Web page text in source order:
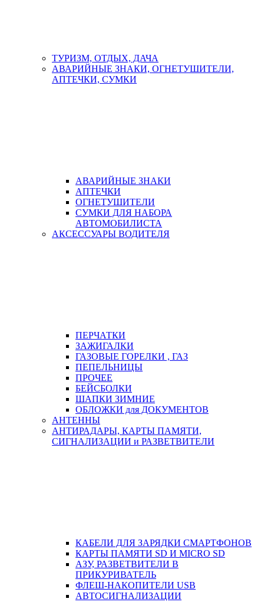
ТУРИЗМ, ОТДЫХ, ДАЧА
АВАРИЙНЫЕ ЗНАКИ, ОГНЕТУШИТЕЛИ,
АПТЕЧКИ, СУМКИ
АВАРИЙНЫЕ ЗНАКИ
АПТЕЧКИ
ОГНЕТУШИТЕЛИ
СУМКИ ДЛЯ НАБОРА
АВТОМОБИЛИСТА
АКСЕССУАРЫ ВОДИТЕЛЯ
ПЕРЧАТКИ
ЗАЖИГАЛКИ
ГАЗОВЫЕ ГОРЕЛКИ , ГАЗ
ПЕПЕЛЬНИЦЫ
ПРОЧЕЕ
БЕЙСБОЛКИ
ШАПКИ ЗИМНИЕ
ОБЛОЖКИ для ДОКУМЕНТОВ
АНТЕННЫ
АНТИРАДАРЫ, КАРТЫ ПАМЯТИ,
СИГНАЛИЗАЦИИ и РАЗВЕТВИТЕЛИ
КАБЕЛИ ДЛЯ ЗАРЯДКИ СМАРТФОНОВ
КАРТЫ ПАМЯТИ SD И MICRO SD
АЗУ, РАЗВЕТВИТЕЛИ В
ПРИКУРИВАТЕЛЬ
ФЛЕШ-НАКОПИТЕЛИ USB
АВТОСИГНАЛИЗАЦИИ